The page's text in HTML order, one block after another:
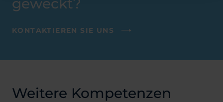
KONTAKTIEREN SIE UNS
Weitere Kompetenzen